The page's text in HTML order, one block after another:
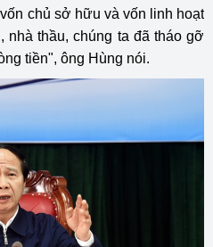
chủ sở hữu và vốn linh hoạt
nhà thầu, chúng ta đã tháo gỡ
tiền", ông Hùng nói.